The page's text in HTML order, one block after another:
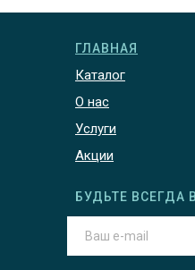
ГЛАВНАЯ
Каталог
О нас
Услуги
Акции
БУДЬТЕ ВСЕГДА